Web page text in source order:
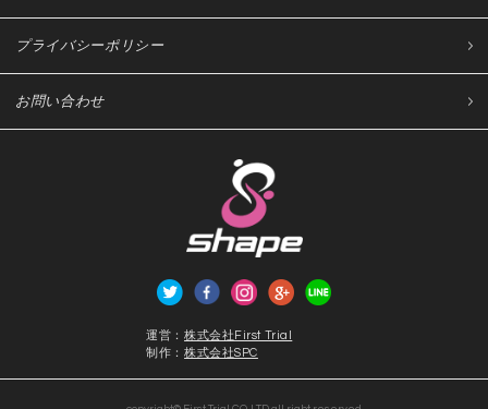
プライバシーポリシー
お問い合わせ
運営：株式会社First Trial
制作：株式会社SPC